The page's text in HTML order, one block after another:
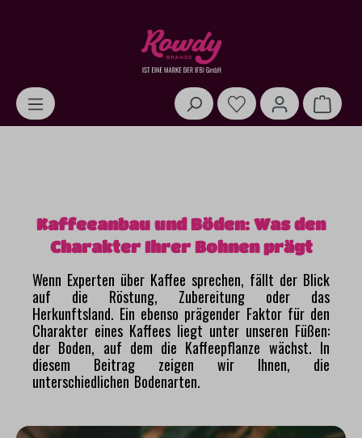
Kaffeeanbau und Böden: Was den
Charakter Ihrer Bohnen prägt
Wenn Experten über Kaffee sprechen, fällt der Blick
auf die Röstung, Zubereitung oder das
Herkunftsland. Ein ebenso prägender Faktor für den
Charakter eines Kaffees liegt unter unseren Füßen:
der Boden, auf dem die Kaffeepflanze wächst. In
diesem Beitrag zeigen wir Ihnen, die
unterschiedlichen Bodenarten.